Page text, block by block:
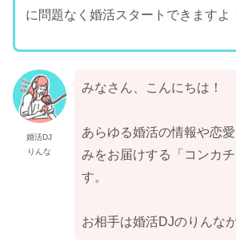
に問題なく婚活スタートできますよ
婚活DJ
りんな
みなさん、こんにちは！
あらゆる婚活の情報や恋
みをお届けする「コンカ
す。
お相手は婚活DJのりんな